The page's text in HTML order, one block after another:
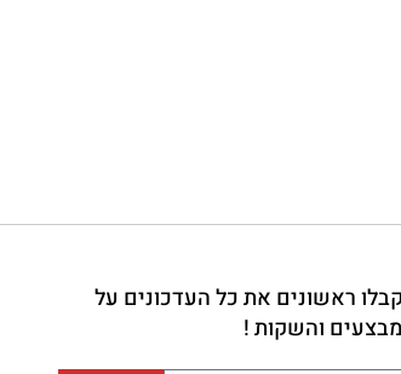
קבלו ראשונים את כל העדכונים על
מבצעים והשקות !